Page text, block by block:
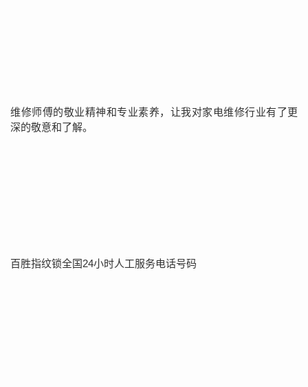
维修师傅的敬业精神和专业素养，让我对家电维修行业有了更
深的敬意和了解。
百胜指纹锁全国24小时人工服务电话号码